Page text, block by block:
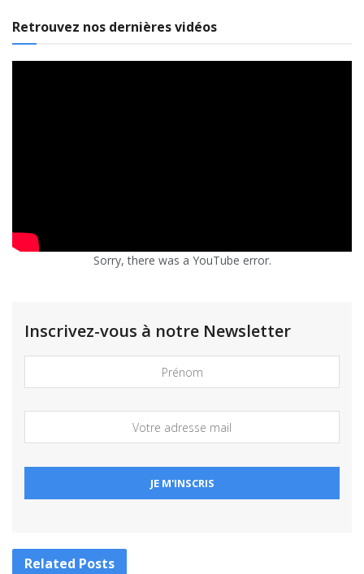
Retrouvez nos dernières vidéos
Sorry, there was a YouTube error.
Inscrivez-vous à notre Newsletter
Related Posts